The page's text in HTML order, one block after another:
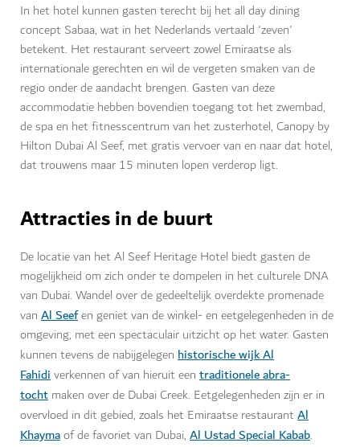
In het hotel kunnen gasten terecht bij het all day dining
concept Sabaa, wat in het Nederlands vertaald 'zeven'
betekent. Het restaurant serveert zowel Emiraatse als
internationale gerechten en wil de vergeten smaken van de
regio onder de aandacht brengen. Gasten van deze
accommodatie hebben bovendien toegang tot het zwembad,
de spa en het fitnesscentrum van het zusterhotel, Canopy by
Hilton Dubai Al Seef, met gratis vervoer van en naar dat hotel,
dat trouwens maar 15 minuten lopen verderop ligt.
Attracties in de buurt
De locatie van het Al Seef Heritage Hotel biedt gasten de
mogelijkheid om zich onder te dompelen in het culturele DNA
van Dubai. Wandel over de gedeeltelijk overdekte promenade
van Al Seefen geniet van de winkel- en eetgelegenheden in de
omgeving, met een spectaculair uitzicht op het water. Gasten
kunnen tevens de nabijgelegen historische wijk Al
Fahidiverkennen of van hieruit een traditionele abra-
tocht maken over de Dubai Creek. Eetgelegenheden zijn er in
overvloed in dit gebied, zoals het Emiraatse restaurantAl
Khaymaof de favoriet van Dubai, Al Ustad Special Kabab.